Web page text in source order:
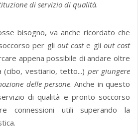
di servizio di qualità.
bisogno, va anche ricordato che
per gli out caste gli out cost
appena possibile di andare oltre
(cibo, vestiario, tetto...) per giungere
delle persone. Anche in questo
di qualità e pronto soccorso
connessioni utili superando la